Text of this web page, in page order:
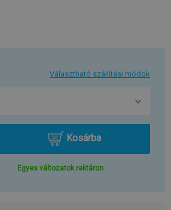
Választható szállítási módok
Kosárba
Egyes változatok raktáron